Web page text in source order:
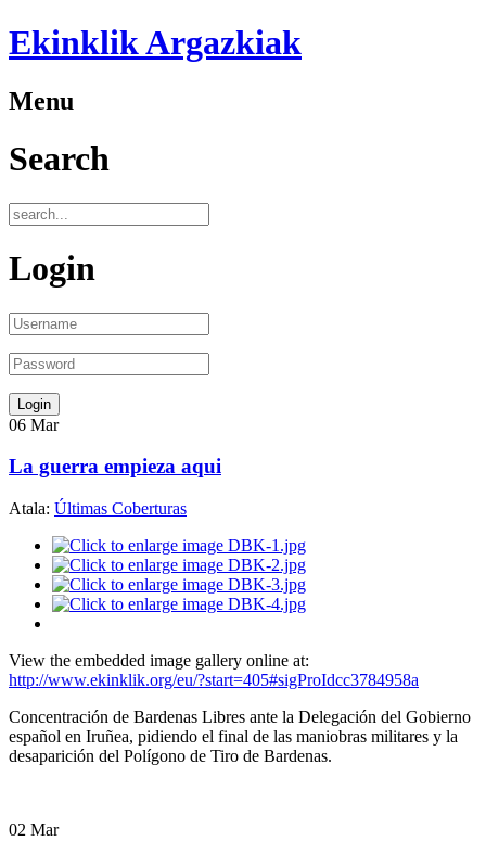
Ekinklik Argazkiak
Menu
Search
Login
06 Mar
La guerra empieza aqui
Atala: Últimas Coberturas
View the embedded image gallery online at:
http://www.ekinklik.org/eu/?start=405#sigProIdcc3784958a
Concentración de Bardenas Libres ante la Delegación del Gobierno
español en Iruñea, pidiendo el final de las maniobras militares y la
desaparición del Polígono de Tiro de Bardenas.
02 Mar